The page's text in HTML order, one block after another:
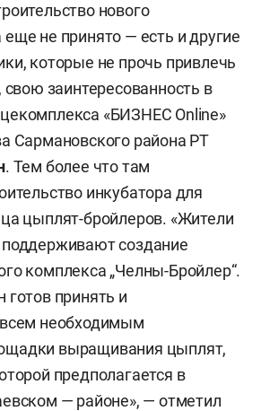
нового
не принято — есть и другие
которые не прочь привлечь
свою заинтересованность в
«БИЗНЕС Online»
Сармановского района РТ
. Тем более что там
инкубатора для
цыплят-бройлеров. «Жители
создание
комплекса „Челны-Бройлер“.
принять и
необходимым
выращивания цыплят,
предполагается в
— районе», — отметил